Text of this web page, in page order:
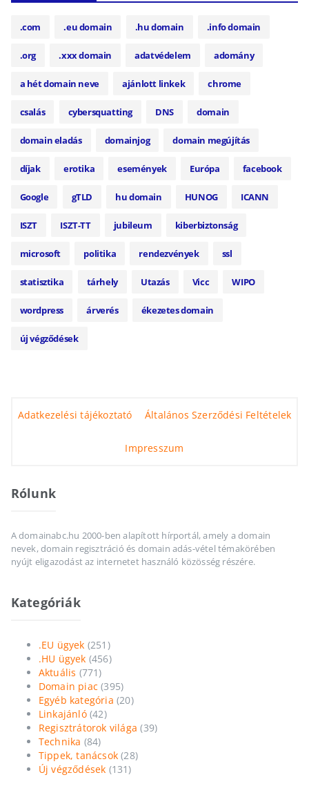
.com .eu domain .hu domain .info domain
.org .xxx domain adatvédelem adomány
a hét domain neve ajánlott linkek chrome
csalás cybersquatting DNS domain
domain eladás domainjog domain megújítás
díjak erotika események Európa facebook
Google gTLD hu domain HUNOG ICANN
ISZT ISZT-TT jubileum kiberbiztonság
microsoft politika rendezvények ssl
statisztika tárhely Utazás Vicc WIPO
wordpress árverés ékezetes domain
új végződések
Adatkezelési tájékoztató Általános Szerződési Feltételek
Impresszum
Rólunk
A domainabc.hu 2000-ben alapított hírportál, amely a domain
nevek, domain regisztráció és domain adás-vétel témakörében
nyújt eligazodást az internetet használó közösség részére.
Kategóriák
.EU ügyek (251)
.HU ügyek (456)
Aktuális (771)
Domain piac (395)
Egyéb kategória (20)
Linkajánló(42)
Regisztrátorok világa (39)
Technika (84)
Tippek, tanácsok (28)
Új végződések (131)